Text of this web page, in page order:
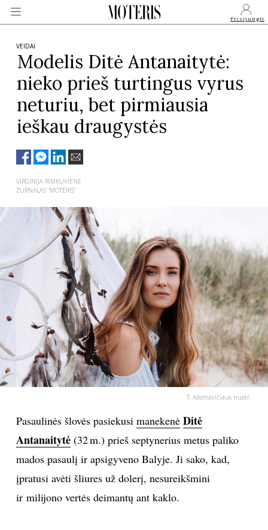
Prisijungti
VEIDAI
MONARCHIJA
MADA
GROŽIS
SVEIKATA
APIE MANE
PSICHOLOGIJA
HOROSKOPAI
ASTROLOGIJA
POLITIKA
KULTŪRA
LAISVALAIKIS
VEIDAI
Modelis Ditė Antanaitytė:
nieko prieš turtingus vyrus
neturiu, bet pirmiausia
ieškau draugystės
VIRGINIJA RIMKUVIENĖ
ŽURNALAS "MOTERIS"
T. Adomavičiaus nuotr.
Pasaulinės šlovės pasiekusi manekenė Ditė
Antanaitytė(32 m.) prieš septynerius metus paliko
mados pasaulį ir apsigyveno Balyje. Ji sako, kad,
įpratusi avėti šliures už dolerį, nesureikšmini
ir milijono vertės deimantų ant kaklo.